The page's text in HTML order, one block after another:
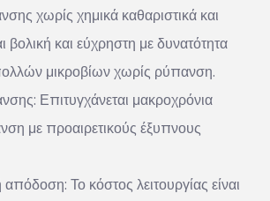
χωρίς χημικά καθαριστικά και
βολική και εύχρηστη με δυνατότητα
μικροβίων χωρίς ρύπανση.
Επιτυγχάνεται μακροχρόνια
με προαιρετικούς έξυπνους
Το κόστος λειτουργίας είναι